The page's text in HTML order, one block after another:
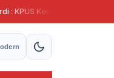
Kendal Siap Terlibat Suplai